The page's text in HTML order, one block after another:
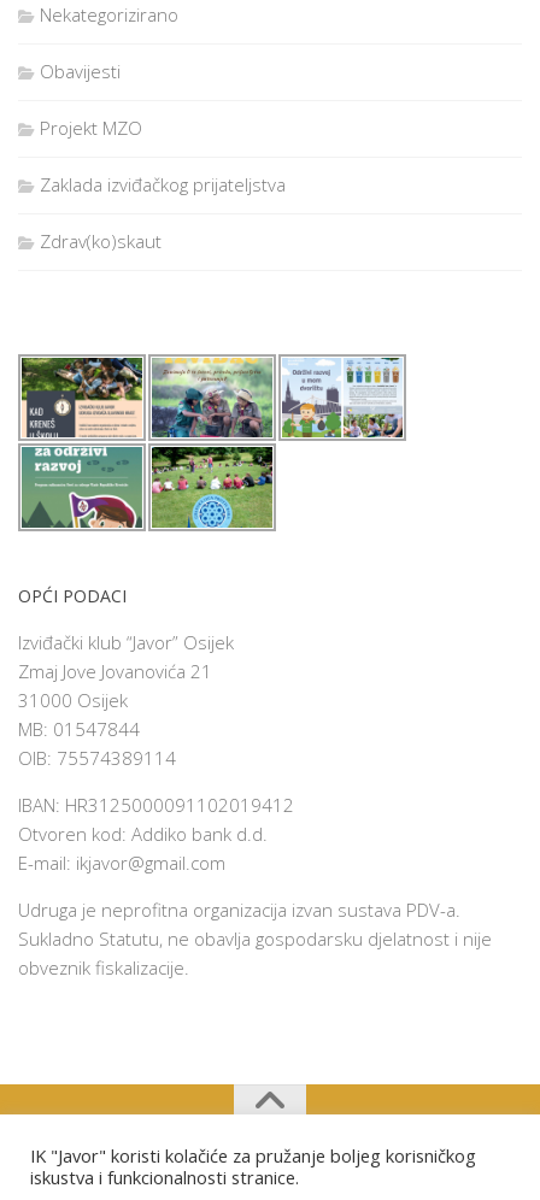
Nekategorizirano
Obavijesti
Projekt MZO
Zaklada izviđačkog prijateljstva
Zdrav(ko)skaut
OPĆI PODACI
Izviđački klub “Javor” Osijek
Zmaj Jove Jovanovića 21
31000 Osijek
MB: 01547844
OIB: 75574389114
IBAN: HR3125000091102019412
Otvoren kod: Addiko bank d.d.
E-mail: ikjavor@gmail.com
Udruga je neprofitna organizacija izvan sustava PDV-a.
Sukladno Statutu, ne obavlja gospodarsku djelatnost i nije
obveznik fiskalizacije.
Izviđački klub "Javor" Osijek © 2026. Sva prava pridržana.
IK "Javor" koristi kolačiće za pružanje boljeg korisničkog
iskustva i funkcionalnosti stranice.